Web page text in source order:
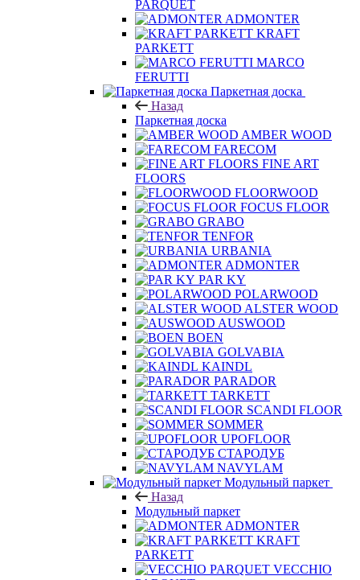
PARQUET
ADMONTER
KRAFT
PARKETT
MARCO
FERUTTI
Паркетная доска
Назад
Паркетная доска
AMBER WOOD
FARECOM
FINE ART
FLOORS
FLOORWOOD
FOCUS FLOOR
GRABO
TENFOR
URBANIA
ADMONTER
PAR KY
POLARWOOD
ALSTER WOOD
AUSWOOD
BOEN
GOLVABIA
KAINDL
PARADOR
TARKETT
SCANDI FLOOR
SOMMER
UPOFLOOR
СТАРОДУБ
NAVYLAM
Модульный паркет
Назад
Модульный паркет
ADMONTER
KRAFT
PARKETT
VECCHIO